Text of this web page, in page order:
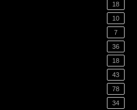
18
10
7
36
18
43
78
34